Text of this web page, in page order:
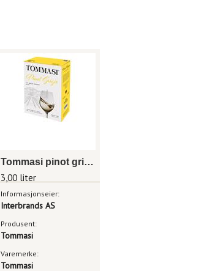
Tommasi pinot grigio
3,00 liter
Informasjonseier:
Interbrands AS
Produsent:
Tommasi
Varemerke:
Tommasi